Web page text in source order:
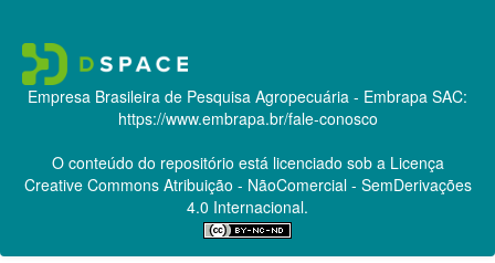
Empresa Brasileira de Pesquisa Agropecuária - Embrapa SAC:
https://www.embrapa.br/fale-conosco
O conteúdo do repositório está licenciado sob a Licença
Creative CommonsAtribuição - NãoComercial - SemDerivações
4.0 Internacional.